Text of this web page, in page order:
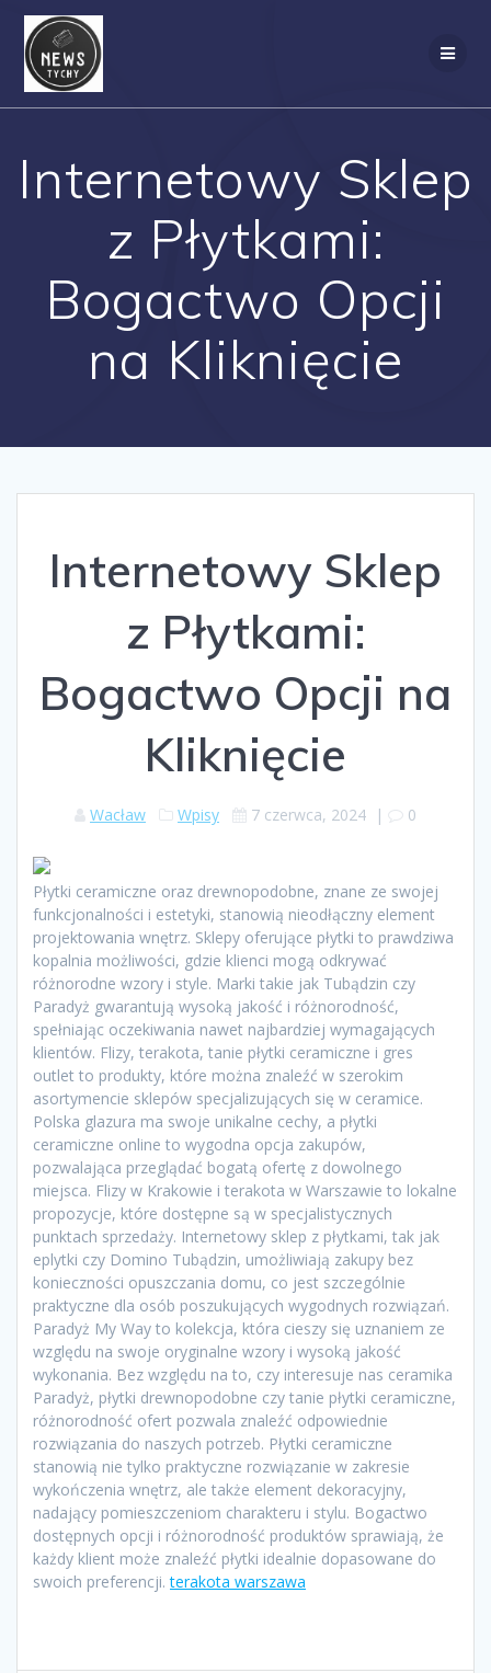
Internetowy Sklep
z Płytkami:
Bogactwo Opcji
na Kliknięcie
Internetowy Sklep
z Płytkami:
Bogactwo Opcji na
Kliknięcie
Wacław Wpisy 7 czerwca, 2024 | 0
Płytki ceramiczne oraz drewnopodobne, znane ze swojej
funkcjonalności i estetyki, stanowią nieodłączny element
projektowania wnętrz. Sklepy oferujące płytki to prawdziwa
kopalnia możliwości, gdzie klienci mogą odkrywać
różnorodne wzory i style. Marki takie jak Tubądzin czy
Paradyż gwarantują wysoką jakość i różnorodność,
spełniając oczekiwania nawet najbardziej wymagających
klientów. Flizy, terakota, tanie płytki ceramiczne i gres
outlet to produkty, które można znaleźć w szerokim
asortymencie sklepów specjalizujących się w ceramice.
Polska glazura ma swoje unikalne cechy, a płytki
ceramiczne online to wygodna opcja zakupów,
pozwalająca przeglądać bogatą ofertę z dowolnego
miejsca. Flizy w Krakowie i terakota w Warszawie to lokalne
propozycje, które dostępne są w specjalistycznych
punktach sprzedaży. Internetowy sklep z płytkami, tak jak
eplytki czy Domino Tubądzin, umożliwiają zakupy bez
konieczności opuszczania domu, co jest szczególnie
praktyczne dla osób poszukujących wygodnych rozwiązań.
Paradyż My Way to kolekcja, która cieszy się uznaniem ze
względu na swoje oryginalne wzory i wysoką jakość
wykonania. Bez względu na to, czy interesuje nas ceramika
Paradyż, płytki drewnopodobne czy tanie płytki ceramiczne,
różnorodność ofert pozwala znaleźć odpowiednie
rozwiązania do naszych potrzeb. Płytki ceramiczne
stanowią nie tylko praktyczne rozwiązanie w zakresie
wykończenia wnętrz, ale także element dekoracyjny,
nadający pomieszczeniom charakteru i stylu. Bogactwo
dostępnych opcji i różnorodność produktów sprawiają, że
każdy klient może znaleźć płytki idealnie dopasowane do
swoich preferencji.terakota warszawa